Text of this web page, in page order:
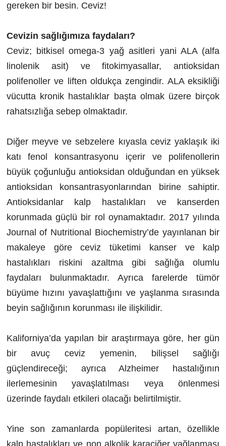
gereken bir besin. Ceviz!
Cevizin sağlığımıza faydaları?
Ceviz; bitkisel omega-3 yağ asitleri yani ALA (alfa
linolenik asit) ve fitokimyasallar, antioksidan
polifenoller ve liften oldukça zengindir. ALA eksikliği
vücutta kronik hastalıklar başta olmak üzere birçok
rahatsızlığa sebep olmaktadır.
Diğer meyve ve sebzelere kıyasla ceviz yaklaşık iki
katı fenol konsantrasyonu içerir ve polifenollerin
büyük çoğunluğu antioksidan olduğundan en yüksek
antioksidan konsantrasyonlarından birine sahiptir.
Antioksidanlar kalp hastalıkları ve kanserden
korunmada güçlü bir rol oynamaktadır. 2017 yılında
Journal of Nutritional Biochemistry’de yayınlanan bir
makaleye göre ceviz tüketimi kanser ve kalp
hastalıkları riskini azaltma gibi sağlığa olumlu
faydaları bulunmaktadır. Ayrıca farelerde tümör
büyüme hızını yavaşlattığını ve yaşlanma sırasında
beyin sağlığının korunması ile ilişkilidir.
Kaliforniya’da yapılan bir araştırmaya göre, her gün
bir avuç ceviz yemenin, bilişsel sağlığı
güçlendireceği; ayrıca Alzheimer hastalığının
ilerlemesinin yavaşlatılması veya önlenmesi
üzerinde faydalı etkileri olacağı belirtilmiştir.
Yine son zamanlarda popüleritesi artan, özellikle